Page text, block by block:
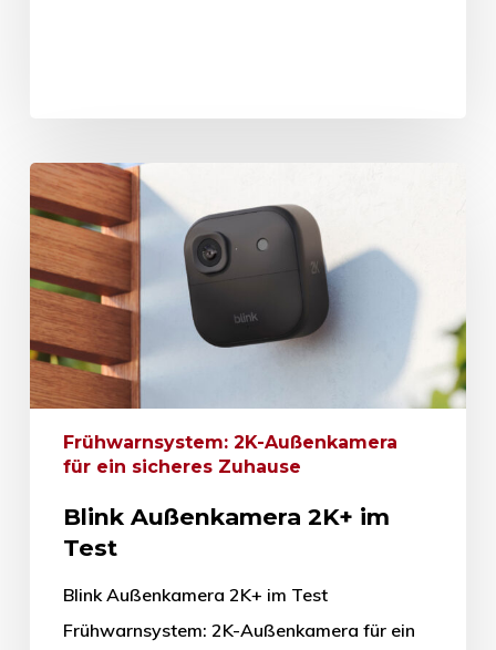
Frühwarnsystem: 2K-Außenkamera
für ein sicheres Zuhause
Blink Außenkamera 2K+ im
Test
Blink Außenkamera 2K+ im Test
Frühwarnsystem: 2K-Außenkamera für ein